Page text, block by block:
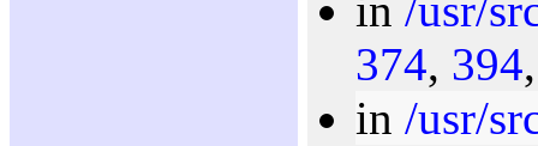
in /usr/
374, 394
in /usr/